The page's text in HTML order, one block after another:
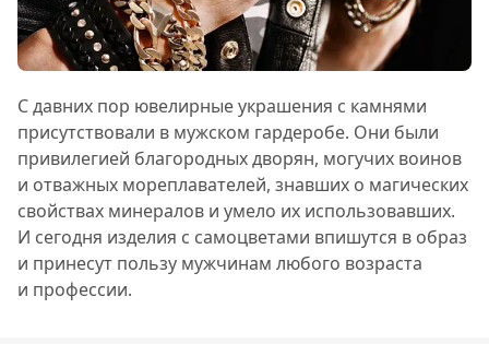
С давних пор ювелирные украшения с камнями
присутствовали в мужском гардеробе. Они были
привилегией благородных дворян, могучих воинов
и отважных мореплавателей, знавших о магических
свойствах минералов и умело их использовавших.
И сегодня изделия с самоцветами впишутся в образ
и принесут пользу мужчинам любого возраста
и профессии.